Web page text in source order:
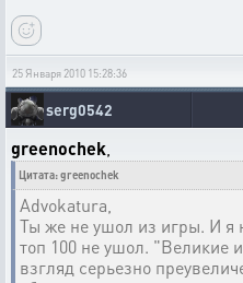
25 Января 2010 15:28:36
serg0542
greenochek
Цитата: greenochek
Advokatura,
Ты же не ушол из игры. И я
топ 100 не ушол.
взгляд серьезно